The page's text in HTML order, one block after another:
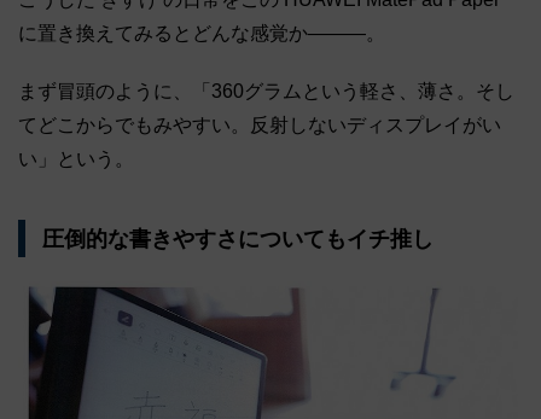
に置き換えてみるとどんな感覚か―――。
まず冒頭のように、「360グラムという軽さ、薄さ。そし
てどこからでもみやすい。反射しないディスプレイがい
い」という。
圧倒的な書きやすさについてもイチ推し